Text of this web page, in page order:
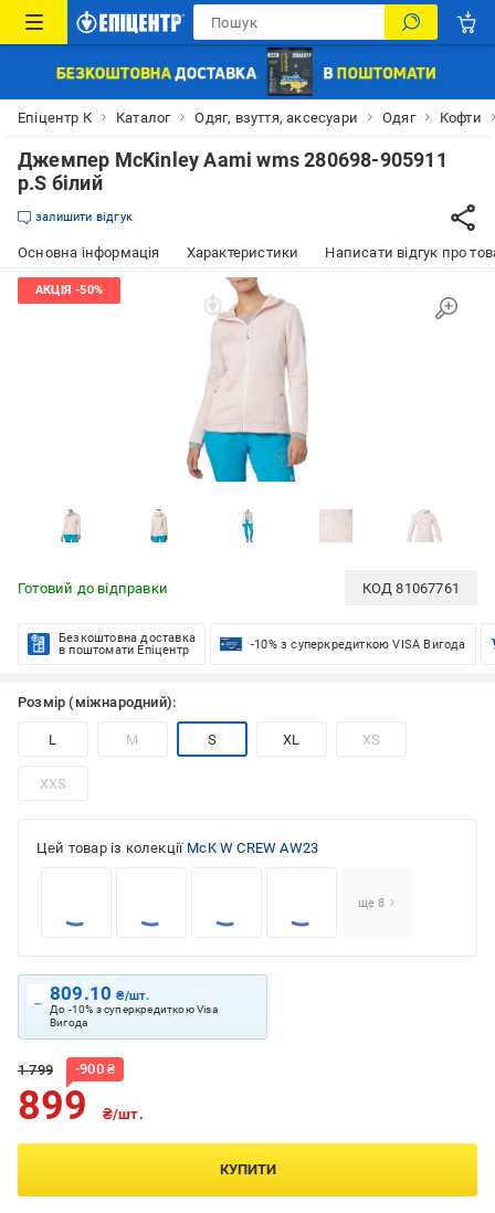
Епіцентр К Каталог Одяг, взуття, аксесуари Одяг Кофти
Джемпер McKinley Aami wms 280698-905911
р.S білий
залишити відгук
Основна інформація Характеристики Написати відгук про
Готовий до відправки КОД81067761
Безкоштовна доставка
в поштомати Епіцентр
-10% з суперкредиткою VISA Вигода
Розмір (міжнародний):
L M S XL XS
XXS
Цей товар із колекції McK W CREW AW23
ще 8
809.10₴/шт.
До -10% з суперкредиткою Visa
Вигода
1 799 -900₴
899 ₴/шт.
КУПИТИ